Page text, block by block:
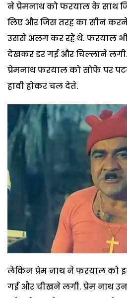
ने प्रेमनाथ को फरयाल के साथ
लिए और जिस तरह का सीन
उससे अलग कर रहे थे. फरयाल
देखकर डर गई और चिल्लाने
प्रेमनाथ फरयाल को सोफे पर
हावी होकर चल देते.
लेकिन प्रेम नाथ ने फरयाल को
गई और चीखने लगी. प्रेम नाथ